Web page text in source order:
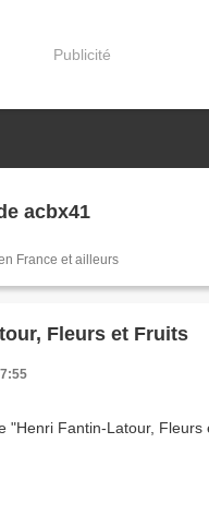
Publicité
acbx41
France et ailleurs
Fleurs et Fruits